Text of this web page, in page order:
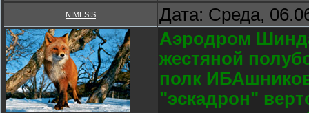
NIMESIS Дата: Среда,
Аэродром
жестяной
полк
"эскадрон"